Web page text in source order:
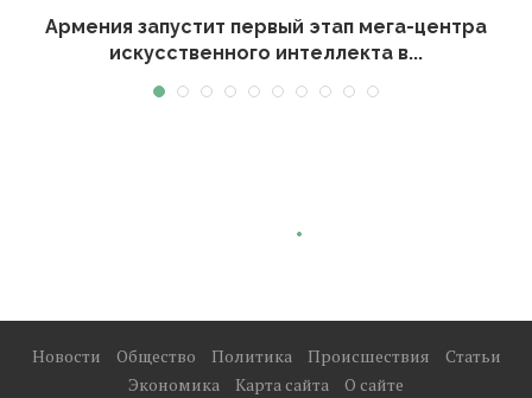
Армения запустит первый этап мега-центра
искусственного интеллекта в...
Новости Общество Политика Происшествия
Статьи
Экономика
Карта сайта О сайте